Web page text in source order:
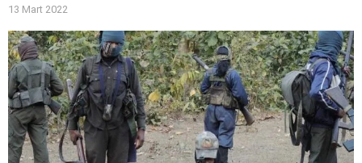
13 Mart 2022